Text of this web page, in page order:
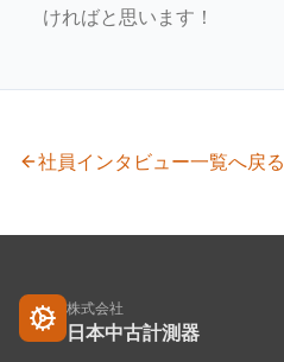
ければと思います！
社員インタビュー一覧へ戻る
株式会社
日本中古計測器